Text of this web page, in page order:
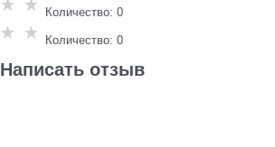
Количество: 0
Количество: 0
Написать отзыв